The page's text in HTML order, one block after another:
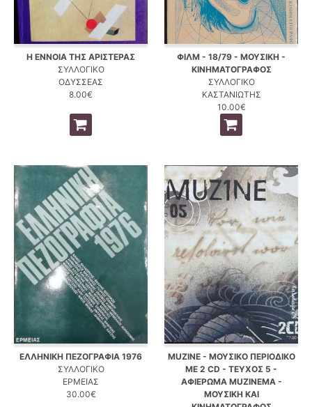
Η ΕΝΝΟΙΑ ΤΗΣ ΑΡΙΣΤΕΡΑΣ
ΣΥΛΛΟΓΙΚΟ
ΟΔΥΣΣΕΑΣ
8.00€
ΦΙΛΜ - 18/79 - ΜΟΥΣΙΚΗ -
ΚΙΝΗΜΑΤΟΓΡΑΦΟΣ
ΣΥΛΛΟΓΙΚΟ
ΚΑΣΤΑΝΙΩΤΗΣ
10.00€
ΕΛΛΗΝΙΚΗ ΠΕΖΟΓΡΑΦΙΑ 1976
ΣΥΛΛΟΓΙΚΟ
ΕΡΜΕΙΑΣ
30.00€
MUZINE - ΜΟΥΣΙΚΟ ΠΕΡΙΟΔΙΚΟ
ΜΕ 2 CD - ΤΕΥΧΟΣ 5 -
ΑΦΙΕΡΩΜΑ MUZINEMA -
ΜΟΥΣΙΚΗ ΚΑΙ